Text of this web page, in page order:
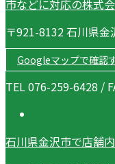
〒921-8132 石川県
Googleマップで確認
TEL 076-259-6428 /
石川県金沢市で店舗